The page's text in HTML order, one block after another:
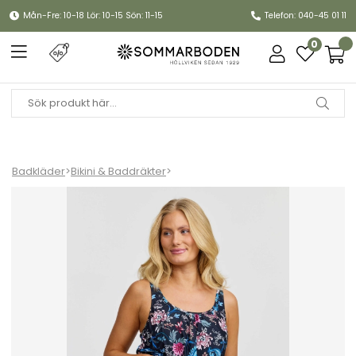
Mån-Fre: 10-18 Lör: 10-15 Sön: 11-15 Telefon: 040-45 01 11
0
Badkläder>Bikini & Baddräkter>
Veronica bikinitrosa - black/multi